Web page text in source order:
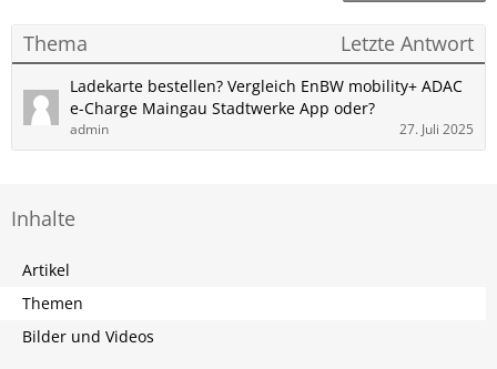
Thema Letzte Antwort
Ladekarte bestellen? Vergleich EnBW mobility+ ADAC
e-Charge Maingau Stadtwerke App oder?
admin 27. Juli 2025
Inhalte
Artikel
Themen
Bilder und Videos